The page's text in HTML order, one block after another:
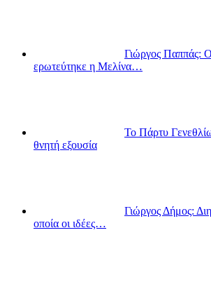
Γιώργος Παππάς:
ερωτεύτηκε η Μελίνα…
Το Πάρτυ
θνητή εξουσία
Γιώργος Δήμος:
οποία οι ιδέες…